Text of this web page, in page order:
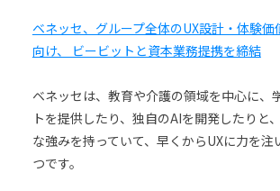
ベネッセ、グループ全体のUX設計・体験価
向け、 ビービットと資本業務提携を締結
ベネッセは、教育や介護の領域を中心に、
トを提供したり、独自のAIを開発したりと
な強みを持っていて、早くからUXに力を注
つです。